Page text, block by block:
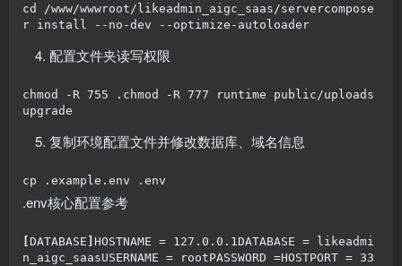
cd /www/wwwroot/likeadmin_aigc_saas/servercompose
r install --no-dev --optimize-autoloader
配置文件夹读写权限
chmod -R 755 .chmod -R 777 runtime public/uploads
upgrade
复制环境配置文件并修改数据库、域名信息
cp .example.env .env
.env核心配置参考
DATABASE HOSTNAME = 127.0.0.1DATABASE = likeadmi
n_aigc_saasUSERNAME = rootPASSWORD =HOSTPORT = 33